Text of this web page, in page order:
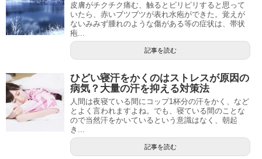
皮膚がチクチク痛む、触るとピリピリすると思って
いたら、赤いブツブツが表れ水疱ができた。覚えが
ないみみず腫れのような傷がある等の症状は、帯状
疱...
記事を読む
ひどい寝汗をかくのはストレスが原因の
病気？大量の汗を抑える対策法
人間は夜寝ている間にコップ1杯分の汗をかく、など
とよく言われますよね。でも、寝ている間のことな
ので当然汗をかいているという意識はなく、朝起
き...
記事を読む